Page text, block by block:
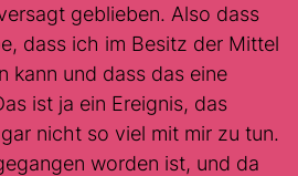
geblieben. Also dass
dass ich im Besitz der Mittel
kann und dass das eine
ist ja ein Ereignis, das
nicht so viel mit mir zu tun.
worden ist, und da